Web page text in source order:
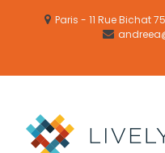
Paris - 11 Rue Bichat